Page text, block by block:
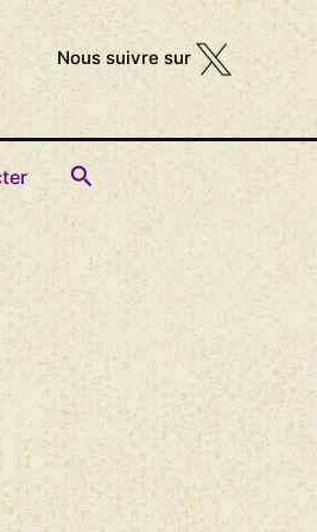
Nous suivre sur
Rechercher